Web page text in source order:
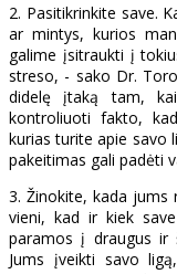
2. Pasitikrinkite save.
ar mintys, kurios
galime įsitraukti į
streso, - sako Dr.
didelę įtaką tam,
kontroliuoti fakto,
kurias turite apie savo
pakeitimas gali padėti
3. Žinokite, kada jums
vieni, kad ir kiek
paramos į draugus ir
Jums įveikti savo